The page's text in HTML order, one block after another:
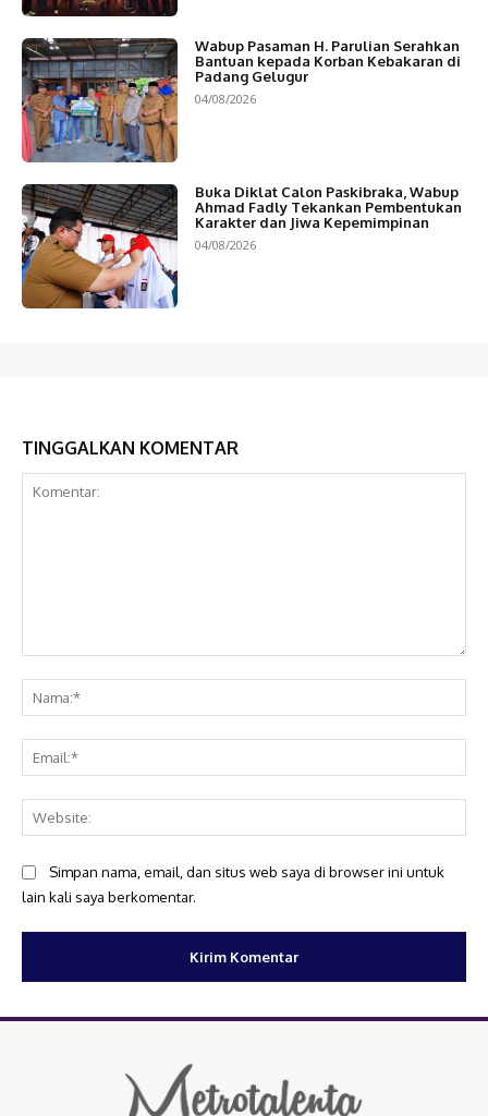
Wabup Pasaman H. Parulian Serahkan
Bantuan kepada Korban Kebakaran di
Padang Gelugur
04/08/2026
Buka Diklat Calon Paskibraka, Wabup
Ahmad Fadly Tekankan Pembentukan
Karakter dan Jiwa Kepemimpinan
04/08/2026
TINGGALKAN KOMENTAR
Simpan nama, email, dan situs web saya di browser ini untuk
lain kali saya berkomentar.